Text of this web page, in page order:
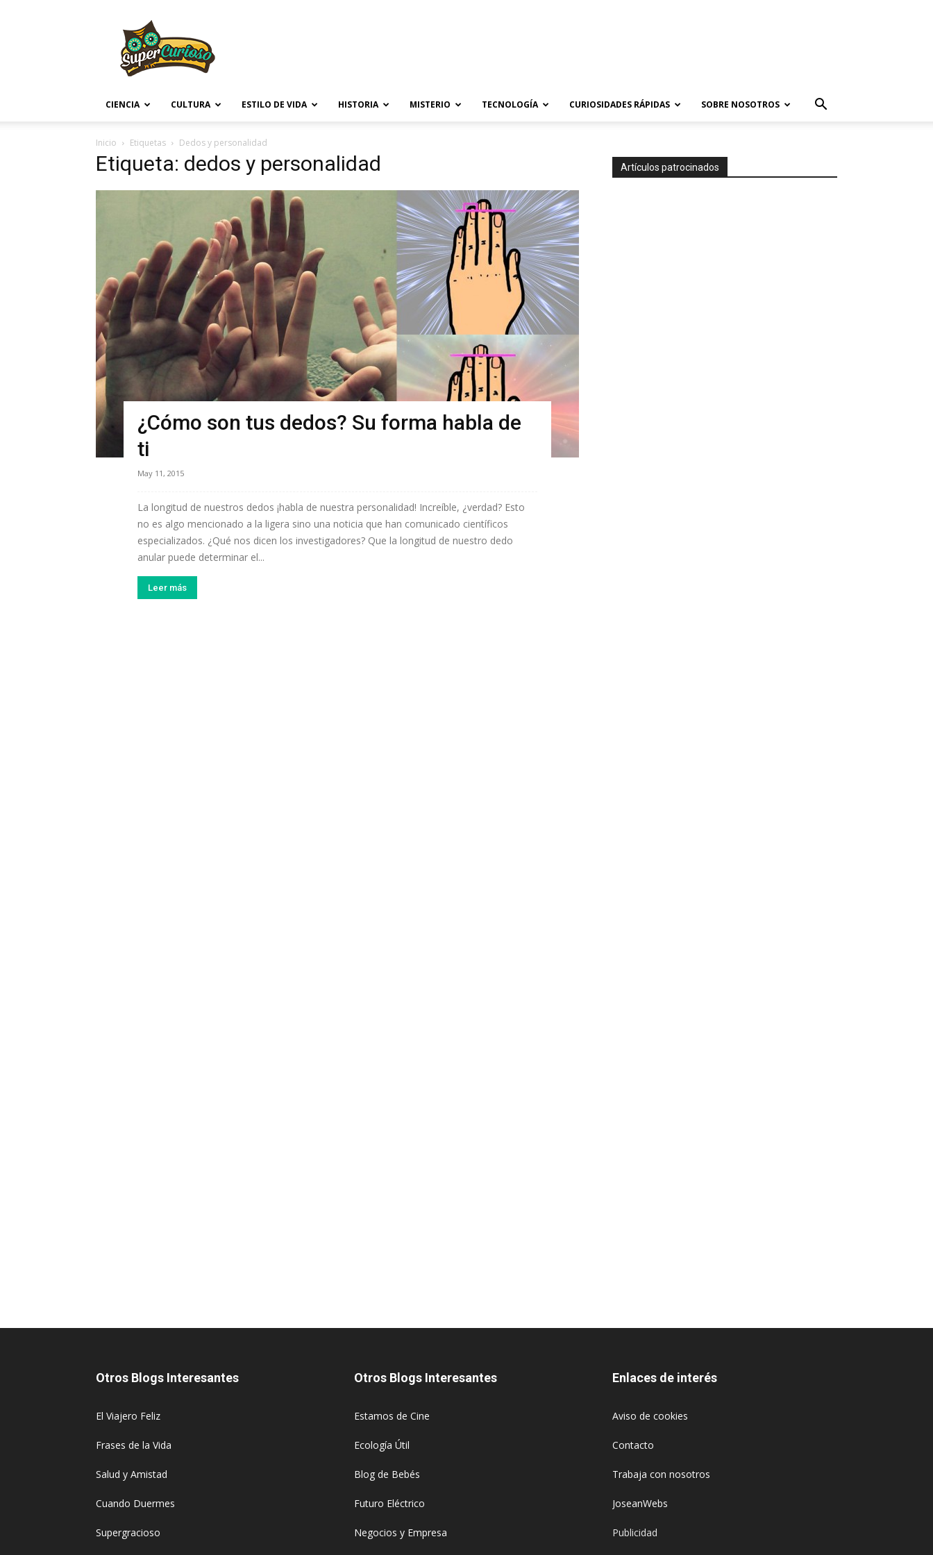
CIENCIA CULTURA ESTILO DE VIDA HISTORIA MISTERIO TECNOLOGÍA CURIOSIDADES RÁPIDAS SOBRE NOSOTROS
Inicio Etiquetas Dedos y personalidad
Etiqueta: dedos y personalidad
¿Cómo son tus dedos? Su forma habla de
ti
May 11, 2015
La longitud de nuestros dedos ¡habla de nuestra personalidad! Increíble, ¿verdad? Esto
no es algo mencionado a la ligera sino una noticia que han comunicado científicos
especializados. ¿Qué nos dicen los investigadores? Que la longitud de nuestro dedo
anular puede determinar el...
Leer más
Artículos patrocinados
Otros Blogs Interesantes
El Viajero Feliz
Frases de la Vida
Salud y Amistad
Cuando Duermes
Supergracioso
Otros Blogs Interesantes
Estamos de Cine
Ecología Útil
Blog de Bebés
Futuro Eléctrico
Negocios y Empresa
Enlaces de interés
Aviso de cookies
Contacto
Trabaja con nosotros
JoseanWebs
Publicidad